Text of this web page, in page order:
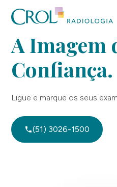
A Imagem
Confiança.
Ligue e marque os seus
(51) 3026-1500